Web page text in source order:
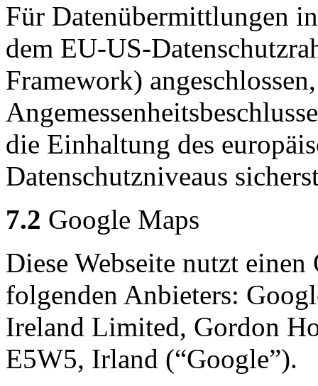
Für Datenübermittlungen
dem EU-US-
Framework)
die Einhaltung des
Datenschutzniveaus
7.2 Google Maps
Diese Webseite nutzt
folgenden Anbieters:
Ireland Limited, Gordon
E5W5, Irland (“Google”).